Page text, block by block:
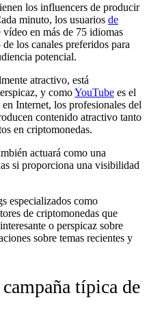
los influencers de producir
minuto, los usuarios de
vídeo en más de 75 idiomas
los canales preferidos para
potencial.
atractivo, está
y comoYouTube es el
Internet, los profesionales del
contenido atractivo tanto
en criptomonedas.
actuará como una
si proporciona una visibilidad
especializados como
de criptomonedas que
o perspicaz sobre
sobre temas recientes y
típica de